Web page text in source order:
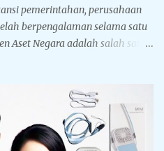
pemerintahan, perusahaan
berpengalaman selama satu
Negara adalah salah satu
foto dari cinderamata
oleh Tegarcrafts. Silahkan
yang mana mungkin berguna
memesan souvenir kepada